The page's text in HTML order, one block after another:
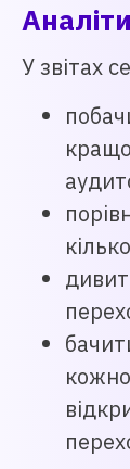
У звітах